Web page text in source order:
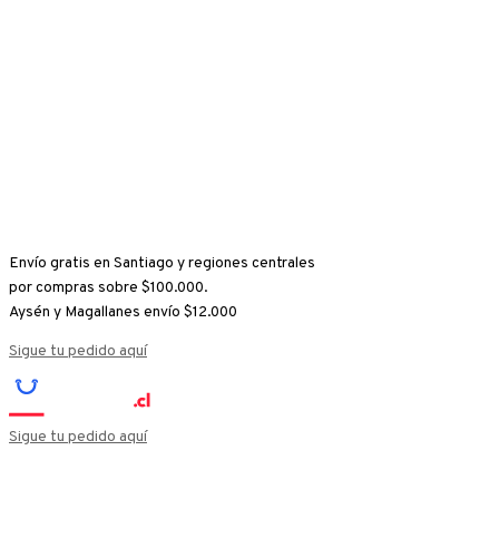
Envío gratis en Santiago y regiones centrales
por compras sobre $100.000.
Aysén y Magallanes envío $12.000
Sigue tu pedido aquí
Sigue tu pedido aquí